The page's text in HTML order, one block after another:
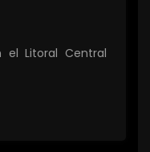
el Litoral Central